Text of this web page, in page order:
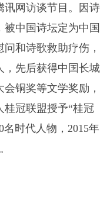
讯网访谈节目。因诗
中国诗坛定为中国
和诗歌救助疗伤，
，先后获得中国长城
铜奖等文学奖励，
桂冠联盟授予“桂冠
名时代人物，2015年